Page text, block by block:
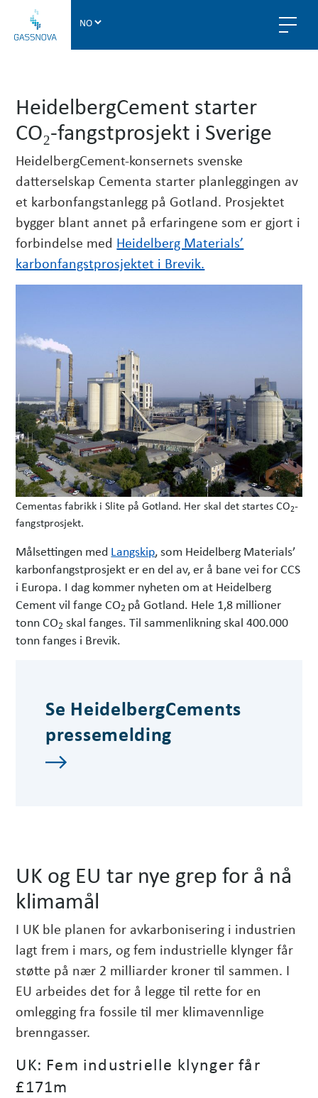
a
o
v
a
HeidelbergCement starter
CO₂-fangstprosjekt i Sverige
HeidelbergCement-konsernets svenske
datterselskap Cementa starter planleggingen av
et karbonfangstanlegg på Gotland. Prosjektet
bygger blant annet på erfaringene som er gjort i
forbindelse med Heidelberg Materials’
karbonfangstprosjektet i Brevik.
Cementas fabrikk i Slite på Gotland. Her skal det startes CO2-
fangstprosjekt.
Målsettingen med Langskip, som Heidelberg Materials’
karbonfangstprosjekt er en del av, er å bane vei for CCS
i Europa. I dag kommer nyheten om at Heidelberg
Cement vil fange CO2 på Gotland. Hele 1,8 millioner
tonn CO2 skal fanges. Til sammenlikning skal 400.000
tonn fanges i Brevik.
Se HeidelbergCements
pressemelding
UK og EU tar nye grep for å nå
klimamål
I UK ble planen for avkarbonisering i industrien
lagt frem i mars, og fem industrielle klynger får
støtte på nær 2 milliarder kroner til sammen. I
EU arbeides det for å legge til rette for en
omlegging fra fossile til mer klimavennlige
brenngasser.
UK: Fem industrielle klynger får
£171m